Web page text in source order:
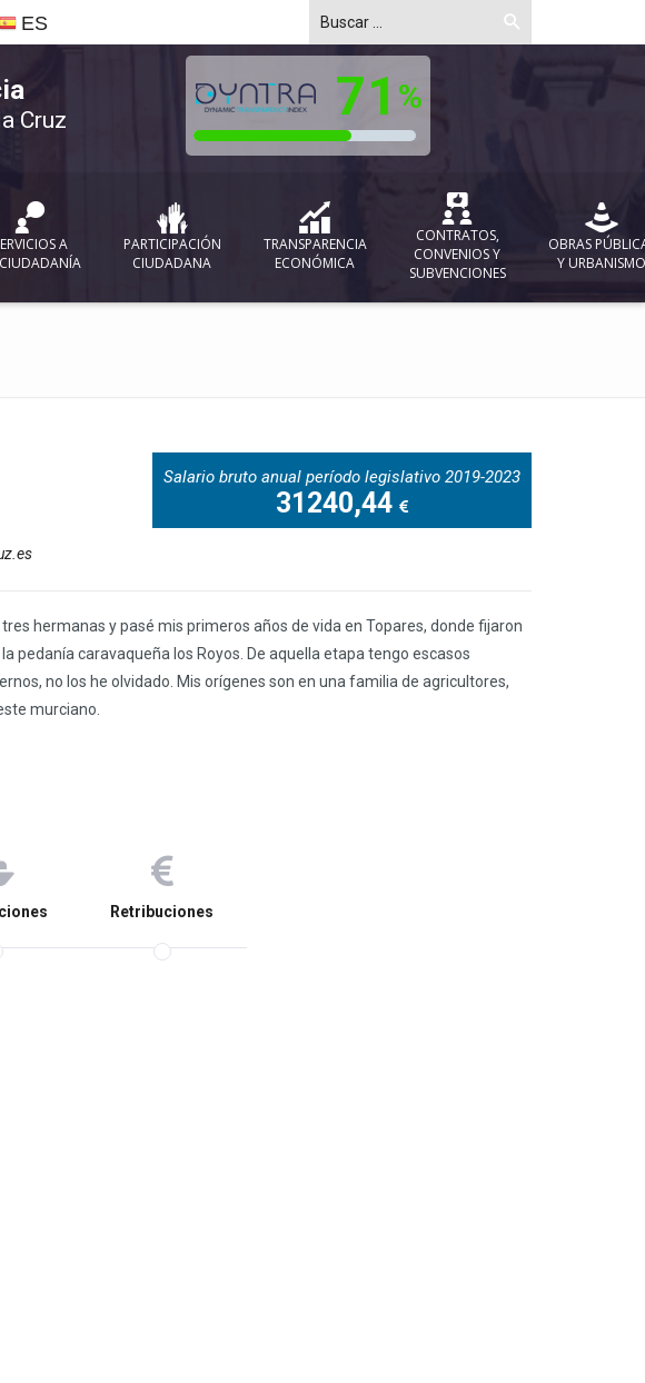
ES
Cruz
A
PARTICIPACIÓN
CIUDADANA
TRANSPARENCIA
ECONÓMICA
CONTRATOS,
CONVENIOS Y
SUBVENCIONES
OBRAS
Y URBANISMO
Salario bruto anual período legislativo 2019-2023
31240,44
hermanas y pasé mis primeros años de vida en Topares, donde fijaron
pedanía caravaqueña los Royos. De aquella etapa tengo escasos
no los he olvidado. Mis orígenes son en una familia de agricultores,
murciano.
Retribuciones